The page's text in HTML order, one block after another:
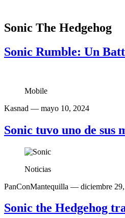
Sonic The Hedgehog
Sonic Rumble: Un
Mobile
Kasnad — mayo 10, 2024
Sonic tuvo uno de sus
Noticias
PanConMantequilla — diciembre 29,
Sonic the Hedgehog